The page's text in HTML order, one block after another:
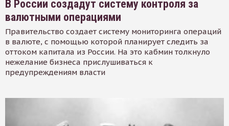
В России создадут систему контроля за
валютными операциями
Правительство создает систему мониторинга операций
в валюте, с помощью которой планирует следить за
оттоком капитала из России. На это кабмин толкнуло
нежелание бизнеса прислушиваться к
предупреждениям власти